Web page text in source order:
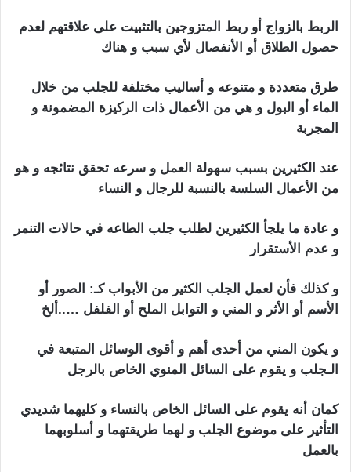
الربط بالزواج أو ربط المتزوجين بالتثبيت على علاقتهم لعدم
حصول الطلاق أو الأنفصال لأي سبب و هناك
طرق متعددة و متنوعه و أساليب مختلفة للجلب من خلال
الماء أو البول و هي من الأعمال ذات الركيزة المضمونة و
المجربة
عند الكثيرين بسبب سهولة العمل و سرعه تحقق نتائجه و هو
من الأعمال السلسة بالنسبة للرجال و النساء
و عادة ما يلجأ الكثيرين لطلب جلب الطاعه في حالات التنمر
و عدم الأستقرار
و كذلك فأن لعمل الجلب الكثير من الأبواب كـ: الصور أو
الأسم أو الأثر و المني و التوابل الملح أو الفلفل …..ألخ
و يكون المني من أحدى أهم و أقوى الوسائل المتبعة في
الـجلب و يقوم على السائل المنوي الخاص بالرجل
كمان أنه يقوم على السائل الخاص بالنساء و كليهما شديدي
التأثير على موضوع الجلب و لهما طريقتهما و أسلوبهما
بالعمل